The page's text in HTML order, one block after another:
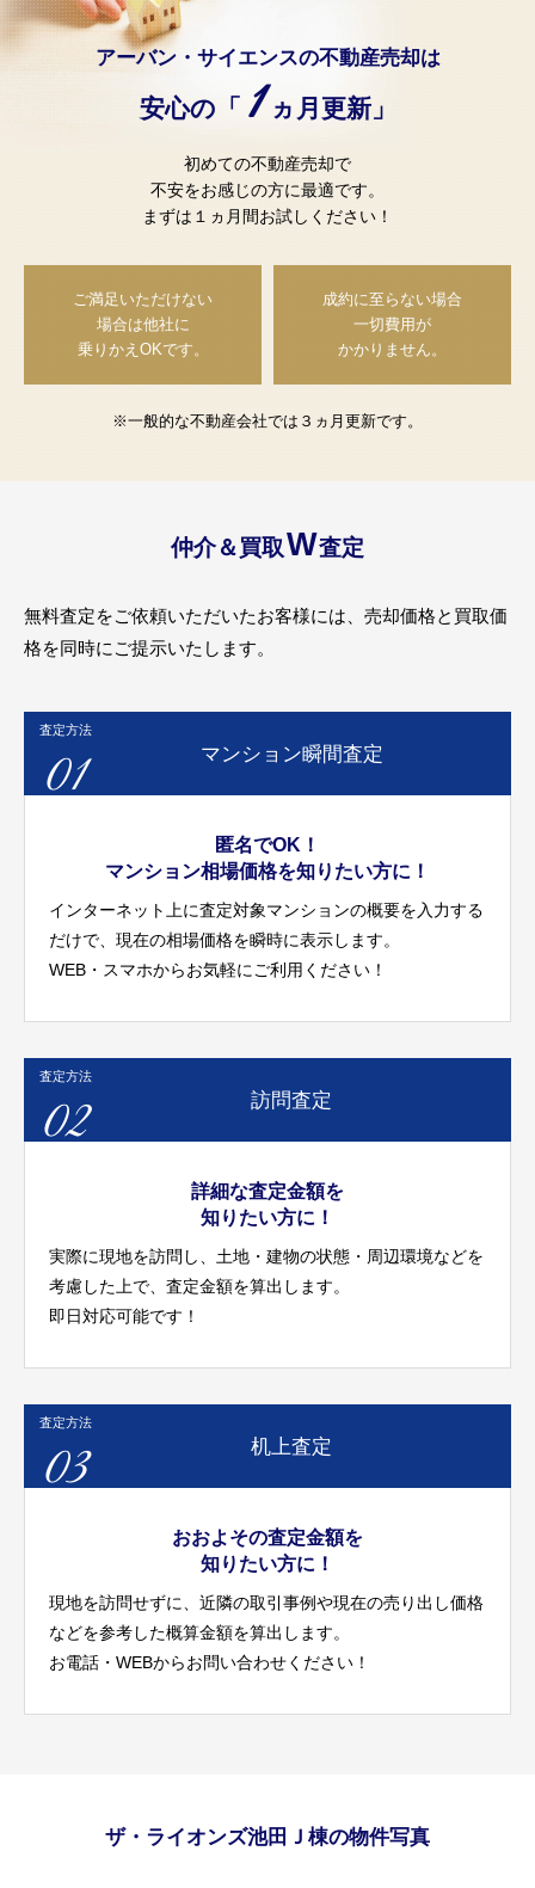
アーバン・サイエンスの不動産売却は
安心の「 1 ヵ月更新」
初めての不動産売却で
不安をお感じの方に最適です。
まずは１ヵ月間お試しください！
ご満足いただけない
場合は他社に
乗りかえOKです。
成約に至らない場合
一切費用が
かかりません。
※一般的な不動産会社では３ヵ月更新です。
仲介＆買取W査定
無料査定をご依頼いただいたお客様には、売却価格と買取価
格を同時にご提示いたします。
査定方法
01 マンション瞬間査定
匿名でOK！
マンション相場価格を知りたい方に！
インターネット上に査定対象マンションの概要を入力する
だけで、現在の相場価格を瞬時に表示します。
WEB・スマホからお気軽にご利用ください！
査定方法
02 訪問査定
詳細な査定金額を
知りたい方に！
実際に現地を訪問し、土地・建物の状態・周辺環境などを
考慮した上で、査定金額を算出します。
即日対応可能です！
査定方法
03 机上査定
おおよその査定金額を
知りたい方に！
現地を訪問せずに、近隣の取引事例や現在の売り出し価格
などを参考した概算金額を算出します。
お電話・WEBからお問い合わせください！
ザ・ライオンズ池田Ｊ棟の物件写真